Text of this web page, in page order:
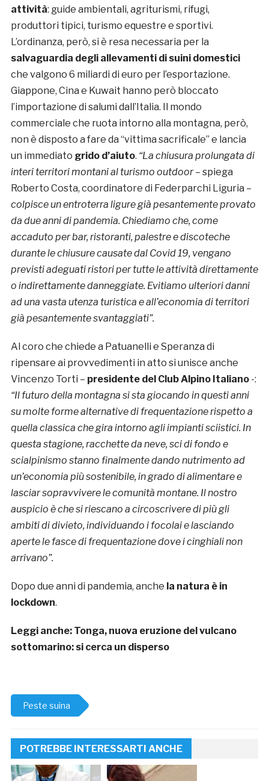
attività: guide ambientali, agriturismi, rifugi,
produttori tipici, turismo equestre e sportivi.
L’ordinanza, però, si è resa necessaria per la
salvaguardia degli allevamenti di suini domestici
che valgono 6 miliardi di euro per l’esportazione.
Giappone, Cina e Kuwait hanno però bloccato
l’importazione di salumi dall’Italia. Il mondo
commerciale che ruota intorno alla montagna, però,
non è disposto a fare da “vittima sacrificale” e lancia
un immediato grido d’aiuto. “La chiusura prolungata di
interi territori montani al turismo outdoor– spiega
Roberto Costa, coordinatore di Federparchi Liguria –
colpisce un entroterra ligure già pesantemente provato
da due anni di pandemia. Chiediamo che, come
accaduto per bar, ristoranti, palestre e discoteche
durante le chiusure causate dal Covid 19, vengano
previsti adeguati ristori per tutte le attività direttamente
o indirettamente danneggiate. Evitiamo ulteriori danni
ad una vasta utenza turistica e all’economia di territori
già pesantemente svantaggiati”.
Al coro che chiede a Patuanelli e Speranza di
ripensare ai provvedimenti in atto si unisce anche
Vincenzo Torti – presidente del Club Alpino Italiano-:
“Il futuro della montagna si sta giocando in questi anni
su molte forme alternative di frequentazione rispetto a
quella classica che gira intorno agli impianti sciistici. In
questa stagione, racchette da neve, sci di fondo e
scialpinismo stanno finalmente dando nutrimento ad
un’economia più sostenibile, in grado di alimentare e
lasciar sopravvivere le comunità montane. Il nostro
auspicio è che si riescano a circoscrivere di più gli
ambiti di divieto, individuando i focolai e lasciando
aperte le fasce di frequentazione dove i cinghiali non
arrivano”.
Dopo due anni di pandemia, anche la natura è in
lockdown.
Leggi anche:Tonga, nuova eruzione del vulcano
sottomarino: si cerca un disperso
Peste suina
POTREBBE INTERESSARTI ANCHE